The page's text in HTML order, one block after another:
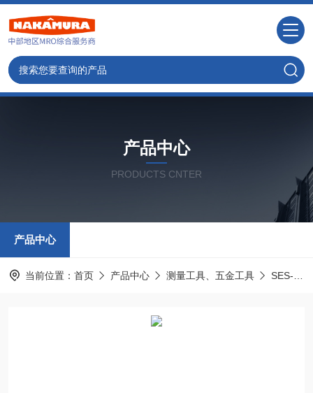
产品中心
PRODUCTS CNTER
产品中心
当前位置： 首页 产品中心 测量工具、五金工具 SES-STERLING斯特林